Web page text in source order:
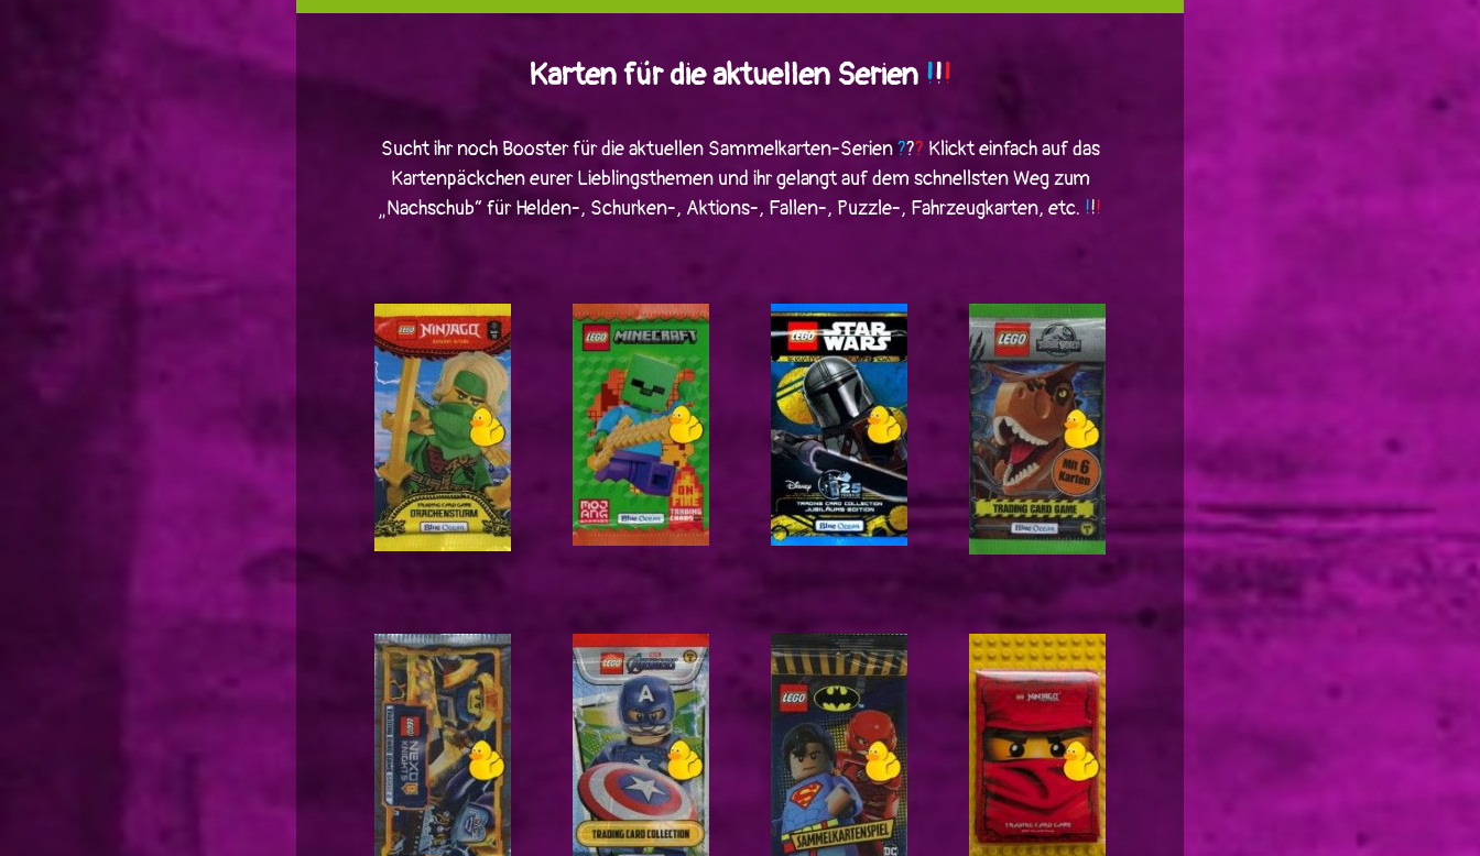
Karten für die aktuellen Serien !!!
Sucht ihr noch Booster für die aktuellen Sammelkarten-Serien??? Klickt einfach auf das
Kartenpäckchen eurer Lieblingsthemen und ihr gelangt auf dem schnellsten Weg zum
„Nachschub“ für Helden-, Schurken-, Aktions-, Fallen-, Puzzle-, Fahrzeugkarten, etc. !!!